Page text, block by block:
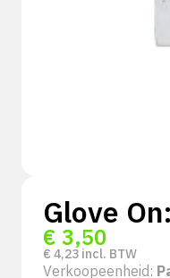
Glove
€ 3,50
€ 4,23 incl. BTW
Verkoopeenheid: